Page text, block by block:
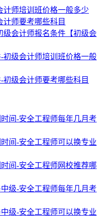
师培训班价格一般多少
师要考哪些科目
级会计师报名条件【初级会
级会计师培训班价格一般
级会计师要考哪些科目
间-安全工程师每年几月考
间-安全工程师可以换专业
间-安全工程师网校推荐哪
级-安全工程师每年几月考
级-安全工程师可以换专业